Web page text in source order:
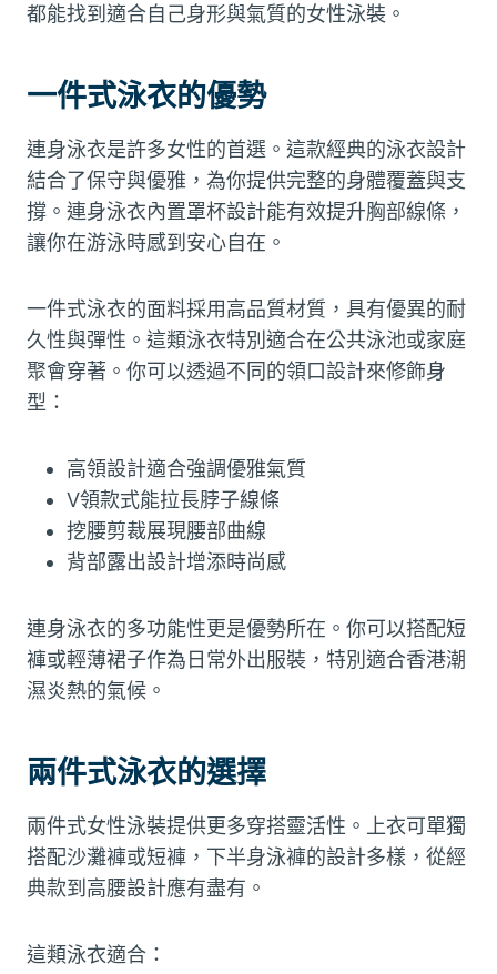
都能找到適合自己身形與氣質的女性泳裝。
一件式泳衣的優勢
連身泳衣是許多女性的首選。這款經典的泳衣設計
結合了保守與優雅，為你提供完整的身體覆蓋與支
撐。連身泳衣內置罩杯設計能有效提升胸部線條，
讓你在游泳時感到安心自在。
一件式泳衣的面料採用高品質材質，具有優異的耐
久性與彈性。這類泳衣特別適合在公共泳池或家庭
聚會穿著。你可以透過不同的領口設計來修飾身
型：
高領設計適合強調優雅氣質
V領款式能拉長脖子線條
挖腰剪裁展現腰部曲線
背部露出設計增添時尚感
連身泳衣的多功能性更是優勢所在。你可以搭配短
褲或輕薄裙子作為日常外出服裝，特別適合香港潮
濕炎熱的氣候。
兩件式泳衣的選擇
兩件式女性泳裝提供更多穿搭靈活性。上衣可單獨
搭配沙灘褲或短褲，下半身泳褲的設計多樣，從經
典款到高腰設計應有盡有。
這類泳衣適合：